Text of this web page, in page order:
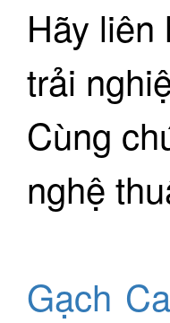
Hãy liên
trải
Cùng
nghệ
Gạch